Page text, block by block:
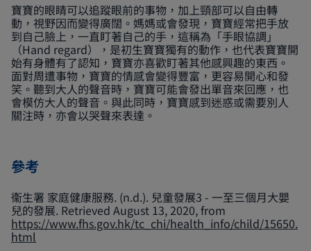
寶寶的眼睛可以追蹤眼前的事物，加上頸部可以自由轉
動，視野因而變得廣闊。媽媽或會發現，寶寶經常把手放
到自己臉上，一直盯著自己的手，這稱為「手眼協調」
（Hand regard），是初生寶寶獨有的動作，也代表寶寶開
始有身體有了認知，寶寶亦喜歡盯著其他感興趣的東西。
面對周遭事物，寶寶的情感會變得豐富，更容易開心和發
笑。聽到大人的聲音時，寶寶可能會發出單音來回應，也
會模仿大人的聲音。與此同時，寶寶感到迷惑或需要別人
關注時，亦會以哭聲來表達。
參考
衞生署 家庭健康服務. (n.d.). 兒童發展3 - 一至三個月大嬰
兒的發展. Retrieved August 13, 2020, from
https://www.fhs.gov.hk/tc_chi/health_info/child/15650.
html